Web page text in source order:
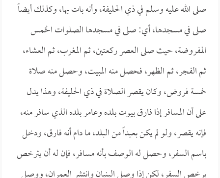
صلى الله عليه وسلم في ذي الحليفة، وأنه بات بها، وكذلك أيضاً
صلى في مسجدها، أي: صلى في مسجدها الصلوات الخمس
المفروضة، حيث صلى العصر ركعتين، ثم المغرب، ثم العشاء،
ثم الفجر، ثم الظهر، فحصل منه المبيت، وحصل منه صلاة
خمسة فروض، وكان يقصر الصلاة في ذي الحليفة، وهذا يدل
على أن المسافر إذا فارق بيوت بلده وعامر بلده الذي سافر منه،
فإنه يقصر، ولو لم يكن بعيداً من البلد، ما دام أنه فارق، ودخل
باسم السفر، وحصل له الوصف بأنه مسافر، فإن له أن يترخص